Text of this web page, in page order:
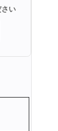
さい